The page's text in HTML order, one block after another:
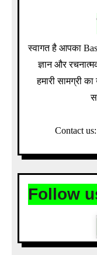
स्वागत है आपका
ज्ञान और
हमारी सामग्री
Contact
Follow